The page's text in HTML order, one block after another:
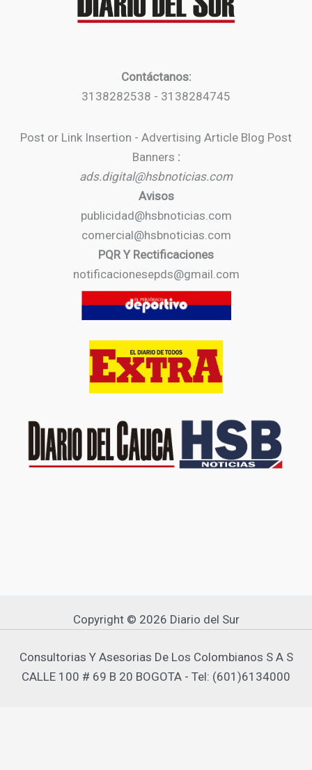
Contáctanos:
3138282538 - 3138284745
Post or Link Insertion - Advertising Article Blog Post
Banners :
ads.digital@hsbnoticias.com
Avisos
publicidad@hsbnoticias.com
comercial@hsbnoticias.com
PQR Y Rectificaciones
notificacionesepds@gmail.com
Copyright © 2026 Diario del Sur
Consultorias Y Asesorias De Los Colombianos S A S
CALLE 100 # 69 B 20 BOGOTA - Tel: (601)6134000